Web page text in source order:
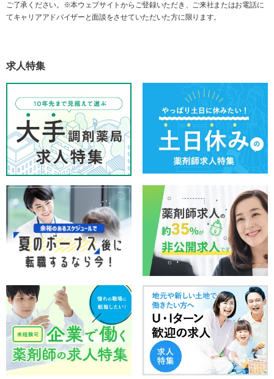
ご了承ください。※本ウェブサイトからご登録いただき、ご来社またはお電話に
てキャリアアドバイザーと面談をさせていただいた方に限ります。
求人特集